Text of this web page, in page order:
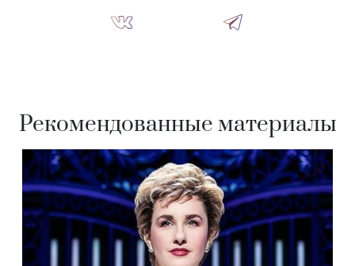
Рекомендованные материалы